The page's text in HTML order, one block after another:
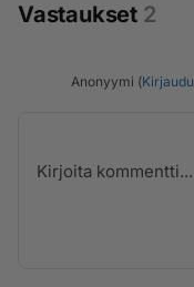
Vastaukset 2
Anonyymi (Kirjaudu